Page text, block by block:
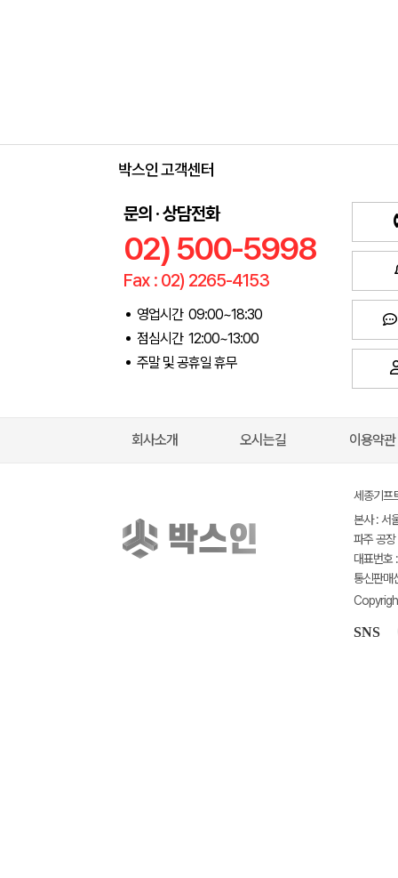
박스인 고객센터
문의 · 상담전화
02) 500-5998
Fax : 02) 2265-4153
영업시간 09:00~18:30
점심시간 12:00~13:00
주말 및 공휴일 휴무
회사소개 오시는길 이용약관
세종기
본사 : 서
파주 공
대표번
통신판
SNS